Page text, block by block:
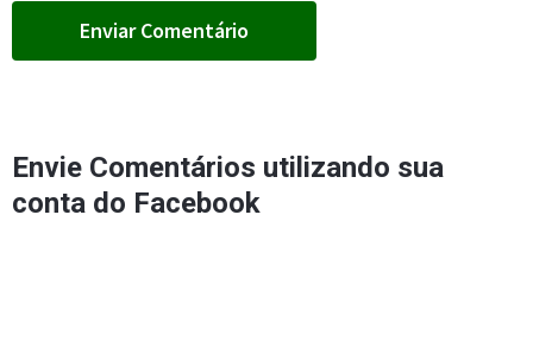
Envie Comentários utilizando sua
conta do Facebook